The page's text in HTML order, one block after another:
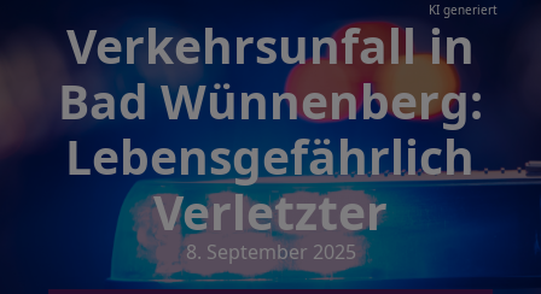
KI generiert
Verkehrsunfall in
Bad Wünnenberg:
Lebensgefährlich
Verletzter
8. September 2025